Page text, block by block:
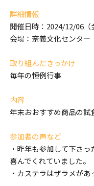
詳細情報
開催日時：2024/12/06（
会場：奈義文化センター
取り組んだきっかけ
毎年の恒例行事
内容
年末おおすすめ商品の試
参加者の声など
・昨年も参加して下さ
喜んでくれていました。
・カステラはザラメがあ